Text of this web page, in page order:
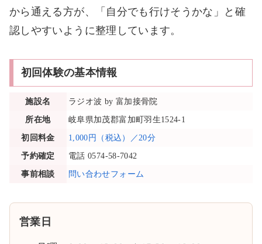
から通える方が、「自分でも行けそうかな」と確
認しやすいように整理しています。
初回体験の基本情報
施設名
ラジオ波 by 富加接骨院
所在地
岐阜県加茂郡富加町羽生1524-1
初回料金
1,000円（税込）／20分
予約確定
電話 0574-58-7042
事前相談
問い合わせフォーム
営業日